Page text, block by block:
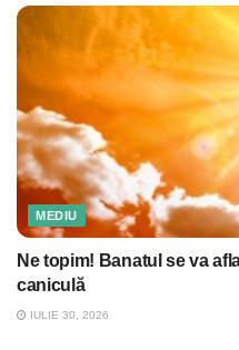
MEDIU
Ne topim! Banatul se va
caniculă
IULIE 30, 2026